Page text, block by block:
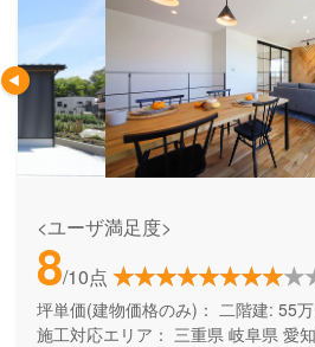
<ユーザ満足度>
8/10点
坪単価(建物価格のみ)： 二階建: 55
施工対応エリア： 三重県 岐阜県 愛